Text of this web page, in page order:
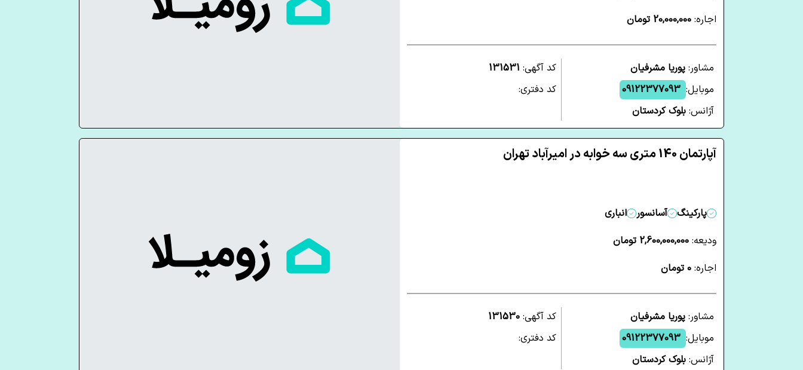
اجاره: 20,000,000 تومان
مشاور: پوریا مشرفیان
موبایل: 09122377093
آژانس: بلوک کردستان
کد آگهی: 131531
کد دفتری:
آپارتمان 140 متری سه خوابه در امیرآباد تهران
پارکینگ آسانسور
انباری
ودیعه: 2,600,000,000 تومان
اجاره: 0 تومان
مشاور: پوریا مشرفیان
موبایل: 09122377093
آژانس: بلوک کردستان
کد آگهی: 131530
کد دفتری: